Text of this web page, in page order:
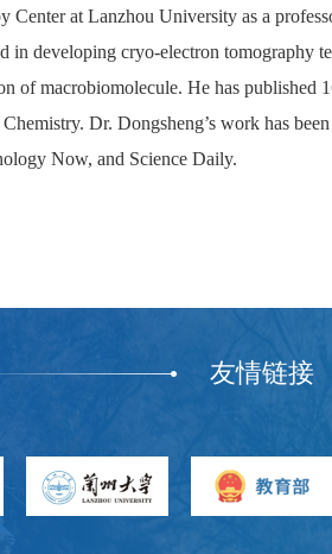
Center at Lanzhou University as a
in developing cryo-electron tomography
of macrobiomolecule. He has published
Dr. Dongsheng’s work has
Now, and Science Daily.
友情链接